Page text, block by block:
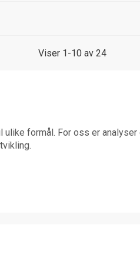
Viser 1-10 av 24
ulike formål. For oss er